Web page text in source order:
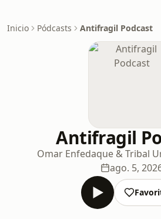
Inicio Pódcasts Antifragil Podcast
Antifragil
Omar Enfedaque & Tribal
ago. 5,